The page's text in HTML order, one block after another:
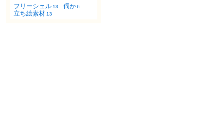
フリーシェル 13 伺か6
立ち絵素材 13